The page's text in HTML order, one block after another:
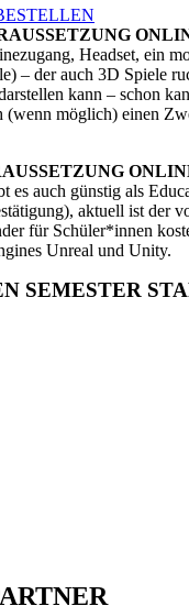
Headset, ein
– der auch 3D Spiele
kann – schon
(wenn möglich) einen
es auch günstig als
aktuell ist der
für Schüler*innen
Unreal und Unity.
SEMESTER